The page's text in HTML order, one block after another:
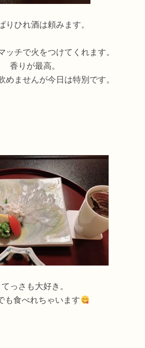
りひれ酒は頼みます。
ッチで火をつけてくれます。
香りが最高。
めませんが今日は特別です。
てっさも大好き。
も食べれちゃいます